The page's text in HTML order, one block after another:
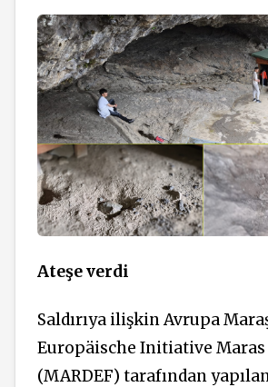
Ateşe verdi
Saldırıya ilişkin Avrupa
Europäische Initiative Maras
(MARDEF) tarafından